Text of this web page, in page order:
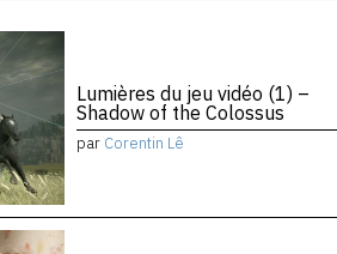
Lumières du jeu vidéo (1) –
Shadow of the Colossus
par Corentin Lê